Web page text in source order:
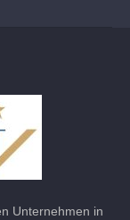
Unternehmen in